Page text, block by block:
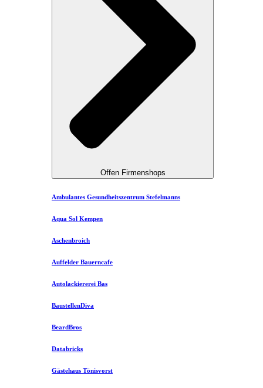
Offen Firmenshops
Ambulantes Gesundheitszentrum Stefelmanns
Aqua Sol Kempen
Aschenbroich
Auffelder Bauerncafe
Autolackiererei Bas
BaustellenDiva
BeardBros
Databricks
Gästehaus Tönisvorst